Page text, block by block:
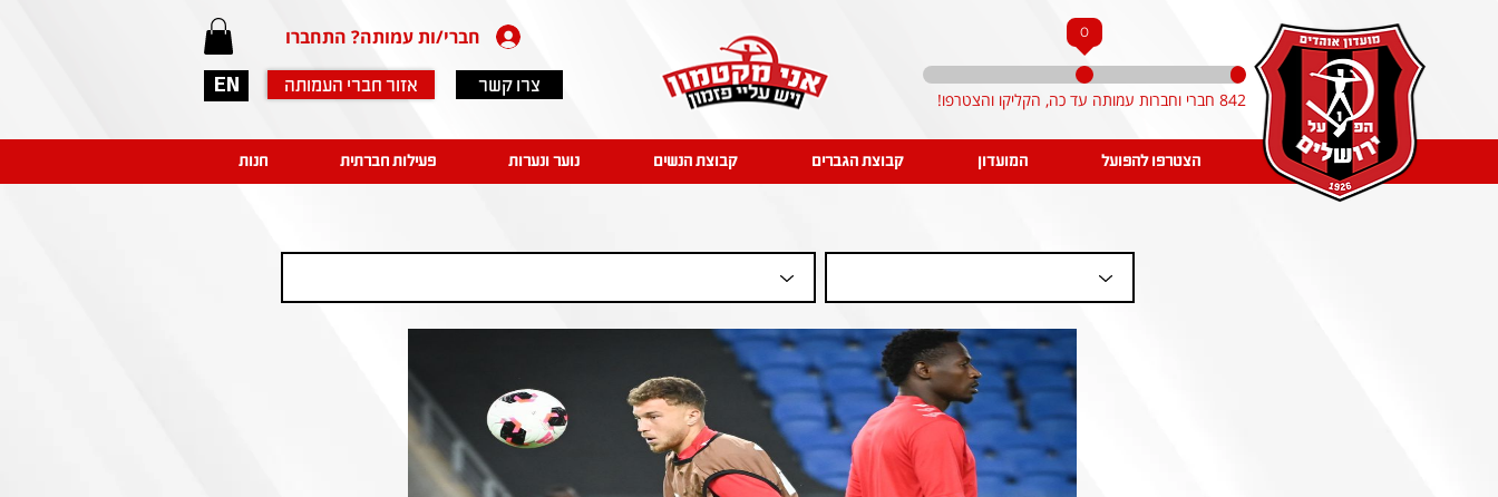
EN
חברי/ות עמותה? התחברו
אזור חברי העמותה צרו קשר
0
842 חברי וחברות עמותה עד כה, הקליקו והצטרפו!
הצטרפו להפועל המועדון קבוצת הגברים קבוצת הנשים נוער ונערות פעילות חברתית חנות